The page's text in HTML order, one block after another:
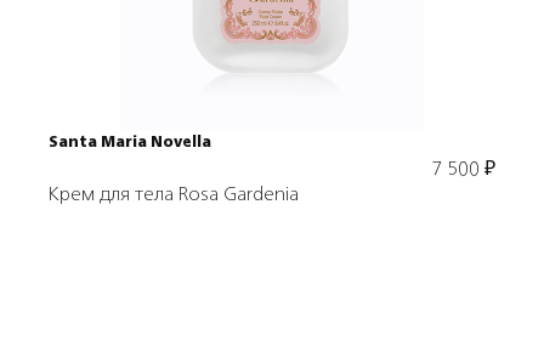
В корзину
Santa Maria Novella
7 500 ₽
Крем для тела Rosa Gardenia